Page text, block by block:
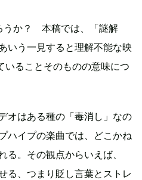
うか？ 本稿では、「謎解
いう一見すると理解不能な映
いることそのものの意味につ
オはある種の「毒消し」なの
ハイプの楽曲では、どこかね
る。その観点からいえば、
る、つまり貶し言葉とストレ